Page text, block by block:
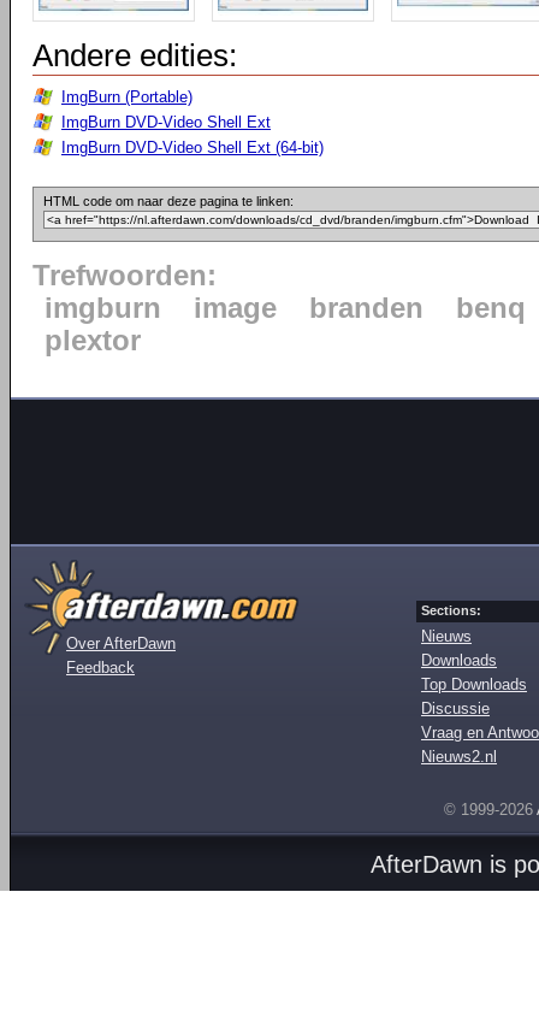
Andere edities:
ImgBurn (Portable)
ImgBurn DVD-Video Shell Ext
ImgBurn DVD-Video Shell Ext (64-bit)
HTML code om naar deze pagina te linken:
Trefwoorden:
imgburn
image branden
benq
plextor
Over AfterDawn
Feedback
Sections:
Nieuws
Downloads
Top Downloads
Discussie
Vraag en
Nieuws2.nl
© 1999-2026
AfterDawn is